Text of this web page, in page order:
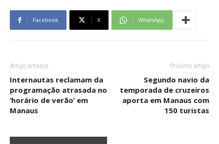
Facebook X WhatsApp
Artigo anterior
Internautas reclamam da
programação atrasada no
‘horário de verão’ em
Manaus
Próximo artigo
Segundo navio da
temporada de cruzeiros
aporta em Manaus com
150 turistas